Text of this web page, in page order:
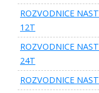
ROZVODNICE
12T
ROZVODNICE
24T
ROZVODNICE